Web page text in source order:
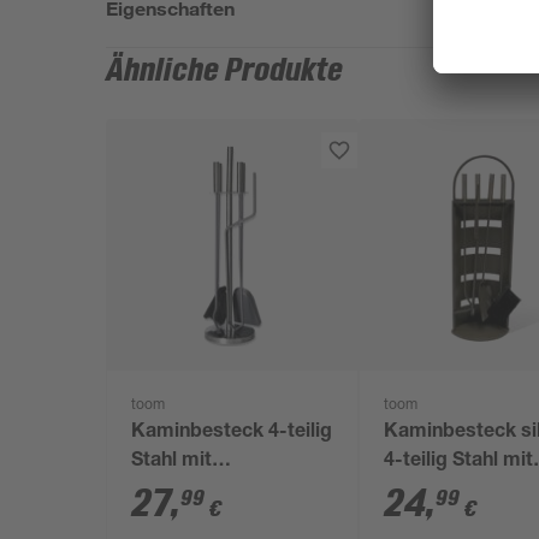
Eigenschaften
Ähnliche Produkte
toom
Kaminbesteck 4-teilig
Stahl mit
Edelstahlgriffen
schwarz
27,99 €
toom
Kaminbesteck
4-teilig Stahl mit
Edelstahlgriffen
24,99 €